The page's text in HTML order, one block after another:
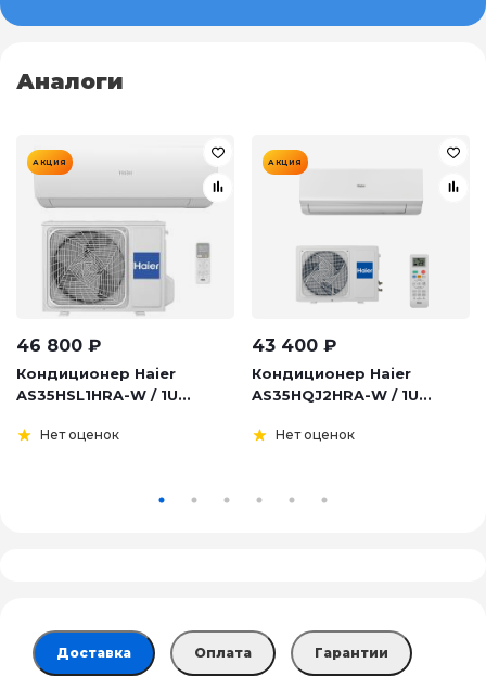
Аналоги
АКЦИЯ
46 800 ₽
Кондиционер Haier
AS35HSL1HRA-W / 1U...
Нет оценок
АКЦИЯ
43 400 ₽
Кондиционер Haier
AS35HQJ2HRA-W / 1U...
Нет оценок
Доставка Оплата Гарантии